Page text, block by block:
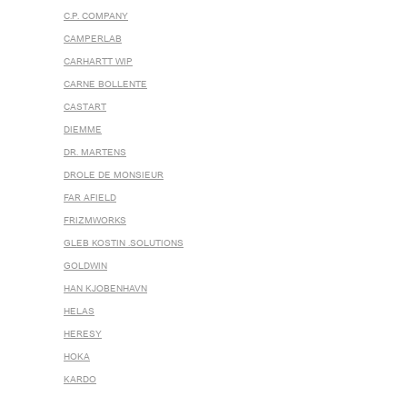
C.P. COMPANY
CAMPERLAB
CARHARTT WIP
CARNE BOLLENTE
CASTART
DIEMME
DR. MARTENS
DROLE DE MONSIEUR
FAR AFIELD
FRIZMWORKS
GLEB KOSTIN .SOLUTIONS
GOLDWIN
HAN KJOBENHAVN
HELAS
HERESY
HOKA
KARDO